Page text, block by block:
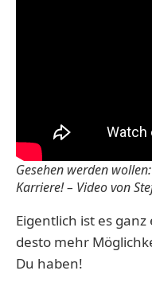
Gesehen werden
Karriere! – Video von
Eigentlich ist es
desto mehr
Du haben!